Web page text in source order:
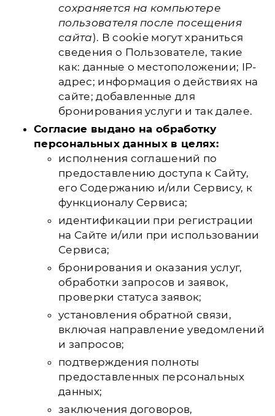
сохраняется на компьютере
пользователя после посещения
сайта). В cookie могут храниться
сведения о Пользователе, такие
как: данные о местоположении; IP-
адрес; информация о действиях на
сайте; добавленные для
бронирования услуги и так далее.
Согласие выдано на обработку
персональных данных в целях:
исполнения соглашений по
предоставлению доступа к Сайту,
его Содержанию и/или Сервису, к
функционалу Сервиса;
идентификации при регистрации
на Сайте и/или при использовании
Сервиса;
бронирования и оказания услуг,
обработки запросов и заявок,
проверки статуса заявок;
установления обратной связи,
включая направление уведомлений
и запросов;
подтверждения полноты
предоставленных персональных
данных;
заключения договоров,